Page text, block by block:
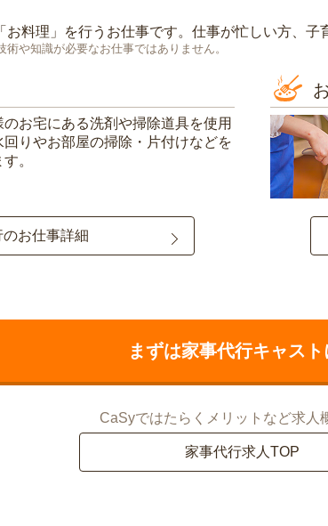
お料理 」を行うお仕事です。仕事が忙しい方、
や知識が必要なお仕事ではありません。
のお宅にある洗剤や掃除道具を使用
回りやお部屋の掃除・片付けなどを
。
お仕事詳細
まずは家事代行キャス
CaSyではたらくメリットなど求人
家事代行求人TOP